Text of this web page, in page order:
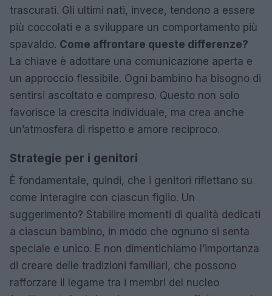
trascurati. Gli ultimi nati, invece, tendono a essere
più coccolati e a sviluppare un comportamento più
spavaldo. Come affrontare queste differenze?
La chiave è adottare una comunicazione aperta e
un approccio flessibile. Ogni bambino ha bisogno di
sentirsi ascoltato e compreso. Questo non solo
favorisce la crescita individuale, ma crea anche
un’atmosfera di rispetto e amore reciproco.
Strategie per i genitori
È fondamentale, quindi, che i genitori riflettano su
come interagire con ciascun figlio. Un
suggerimento? Stabilire momenti di qualità dedicati
a ciascun bambino, in modo che ognuno si senta
speciale e unico. E non dimentichiamo l’importanza
di creare delle tradizioni familiari, che possono
rafforzare il legame tra i membri del nucleo